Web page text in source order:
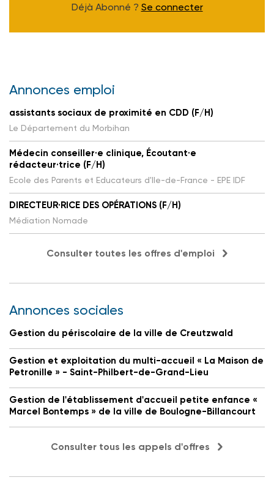
Déjà Abonné ? Se connecter
Annonces emploi
assistants sociaux de proximité en CDD (F/H)
Le Département du Morbihan
Médecin conseiller·e clinique, Écoutant·e
rédacteur·trice (F/H)
Ecole des Parents et Educateurs d'Ile-de-France - EPE IDF
DIRECTEUR·RICE DES OPÉRATIONS (F/H)
Médiation Nomade
Consulter toutes les offres d'emploi
Annonces sociales
Gestion du périscolaire de la ville de Creutzwald
Gestion et exploitation du multi-accueil « La Maison de
Petronille » - Saint-Philbert-de-Grand-Lieu
Gestion de l'établissement d'accueil petite enfance «
Marcel Bontemps » de la ville de Boulogne-Billancourt
Consulter tous les appels d'offres